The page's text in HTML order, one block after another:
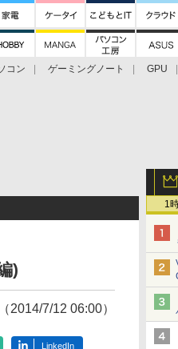
コン ゲーミングノート
GPU
1
)
（2014/7/12 06:00）
LinkedIn